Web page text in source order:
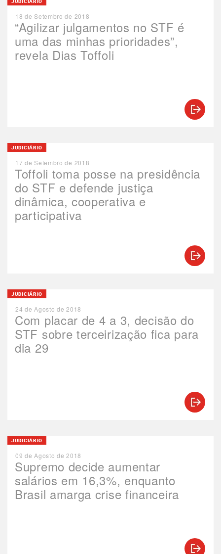
“Agilizar julgamentos no STF é
uma das minhas prioridades”,
revela Dias Toffoli
18 de Setembro de 2018
Toffoli toma posse na presidência
do STF e defende justiça
dinâmica, cooperativa e
participativa
JUDICIÁRIO
17 de Setembro de 2018
Com placar de 4 a 3, decisão do
STF sobre terceirização fica para
dia 29
JUDICIÁRIO
24 de Agosto de 2018
Supremo decide aumentar
salários em 16,3%, enquanto
Brasil amarga crise financeira
JUDICIÁRIO
09 de Agosto de 2018